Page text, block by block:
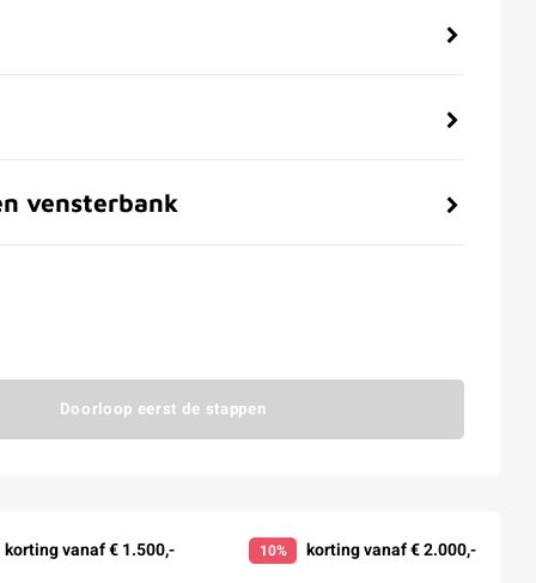
vensterbank
Doorloop eerst de stappen
korting vanaf € 1.500,- 10% korting vanaf € 2.000,-